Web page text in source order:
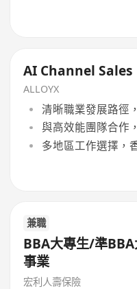
AI Channel
ALLOYX
清晰職業發展路徑
與高效能團隊合作
多地區工作選擇，
兼職
BBA大專生/準
事業
宏利人壽保險